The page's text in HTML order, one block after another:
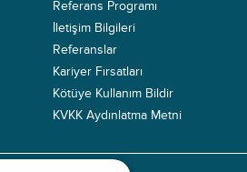
Referans Programı
İletişim Bilgileri
Referanslar
Kariyer Fırsatları
Kötüye Kullanım Bildir
KVKK Aydınlatma Metni